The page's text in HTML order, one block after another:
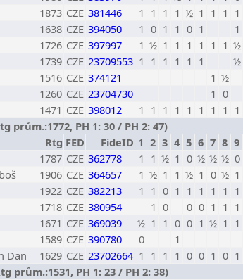
1873 CZE 381446 1 1 1 1 ½ 1 1 1 1
1638 CZE 394050 1 0 1 1 0 1 1
1726 CZE 397997 1 ½ 1 1 1 1 1 1 ½
1739 CZE 23709553 1 1 1 1 1 1 ½
1516 CZE 374121 1 ½
1260 CZE 23704730 1 0
1471 CZE 398012 1 1 1 1 1 1 1 1 1
prům.:1772, PH 1: 30 / PH 2: 47)
Rtg FED FideID 1 2 3 4 5 6 7 8 9
1787 CZE 362778 1 1 ½ 1 0 ½ ½ ½ 0
1906 CZE 364657 1 ½ 1 1 ½ 1 0 ½ 1
1922 CZE 382213 1 1 0 1 1 1 1 1 1
1718 CZE 380954 1 0 0 0 1 1 1
1671 CZE 369039 ½ 1 1 0 0 1 ½ 1 1
1589 CZE 390780 0 1
Dan 1629 CZE 23702664 1 1 1 1 0 0 1 0 1
prům.:1531, PH 1: 23 / PH 2: 38)